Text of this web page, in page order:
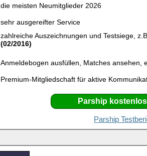
die meisten Neumitglieder 2026
sehr ausgereifter Service
zahlreiche Auszeichnungen und Testsiege,
(02/2016)
Anmeldebogen ausfüllen, Matches ansehen,
Premium-Mitgliedschaft für aktive
Parship
Parship